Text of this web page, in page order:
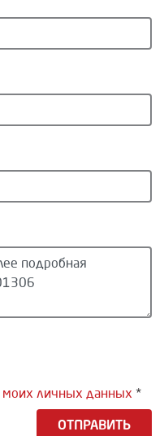
моих личных данных *
ОТПРАВИТЬ